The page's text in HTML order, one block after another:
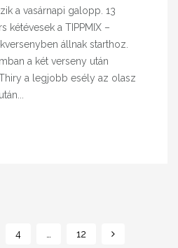
a vasárnapi galopp. 13
kétévesek a TIPPMIX –
állnak starthoz.
a két verseny után
a legjobb esély az olasz
4 12